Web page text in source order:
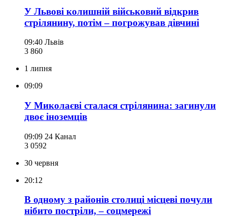
У Львові колишній військовий відкрив
стрілянину, потім – погрожував дівчині
09:40 Львів
3 860
1 липня
09:09
У Миколаєві сталася стрілянина: загинули
двоє іноземців
09:09 24 Канал
3 0592
30 червня
20:12
В одному з районів столиці місцеві почули
нібито постріли, – соцмережі